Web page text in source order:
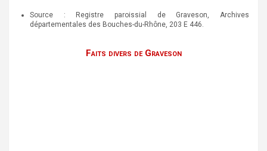
Source : Registre paroissial de Graveson, Archives
départementales des Bouches-du-Rhône, 203 E 446.
Faits divers de Graveson